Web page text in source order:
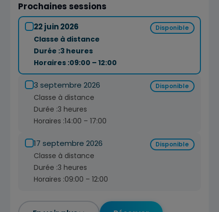
Prochaines sessions
22 juin 2026 Disponible
Classe à distance
Durée :3 heures
Horaires :09:00 – 12:00
3 septembre 2026 Disponible
Classe à distance
Durée :3 heures
Horaires :14:00 – 17:00
17 septembre 2026 Disponible
Classe à distance
Durée :3 heures
Horaires :09:00 – 12:00